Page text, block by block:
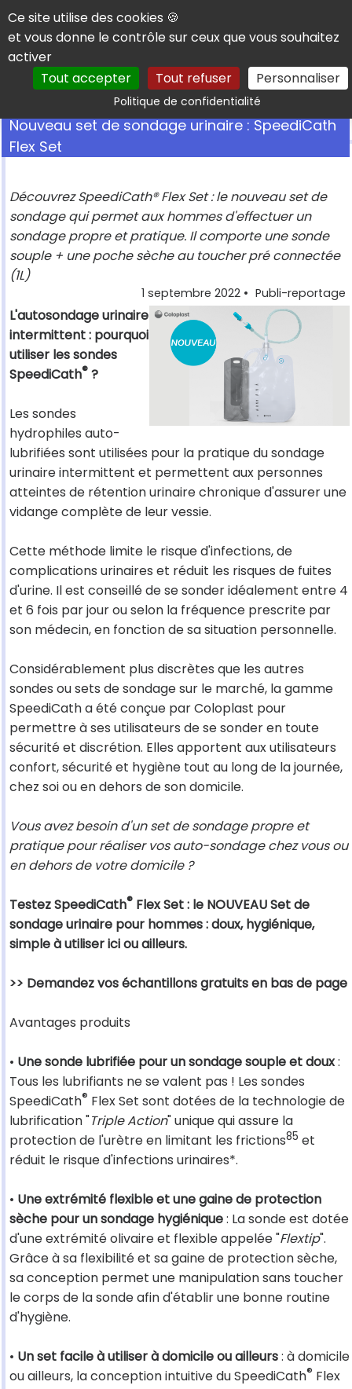
Panneau de gestion des cookies
Ce site utilise des cookies 🍪
et vous donne le contrôle sur ceux que vous souhaitez
activer
Tout accepter
Tout refuser Personnaliser
Politique de confidentialitéRechercher
Nouveau set de sondage urinaire : SpeediCath
Flex Set
Découvrez SpeediCath® Flex Set : le nouveau set de
sondage qui permet aux hommes d'effectuer un
sondage propre et pratique. Il comporte une sonde
souple + une poche sèche au toucher pré connectée
(1L)
1 septembre 2022 • Publi-reportage
L'autosondage urinaire
intermittent : pourquoi
utiliser les sondes
SpeediCath® ?
Les sondes
hydrophiles auto-
lubrifiées sont utilisées pour la pratique du sondage
urinaire intermittent et permettent aux personnes
atteintes de rétention urinaire chronique d'assurer une
vidange complète de leur vessie.
Cette méthode limite le risque d'infections, de
complications urinaires et réduit les risques de fuites
d'urine. Il est conseillé de se sonder idéalement entre 4
et 6 fois par jour ou selon la fréquence prescrite par
son médecin, en fonction de sa situation personnelle.
Considérablement plus discrètes que les autres
sondes ou sets de sondage sur le marché, la gamme
SpeediCath a été conçue par Coloplast pour
permettre à ses utilisateurs de se sonder en toute
sécurité et discrétion. Elles apportent aux utilisateurs
confort, sécurité et hygiène tout au long de la journée,
chez soi ou en dehors de son domicile.
Vous avez besoin d'un set de sondage propre et
pratique pour réaliser vos auto-sondage chez vous ou
en dehors de votre domicile ?
Testez SpeediCath® Flex Set : le NOUVEAU Set de
sondage urinaire pour hommes : doux, hygiénique,
simple à utiliser ici ou ailleurs.
>> Demandez vos échantillons gratuits en bas de page
Avantages produits
• Une sonde lubrifiée pour un sondage souple et doux:
Tous les lubrifiants ne se valent pas ! Les sondes
SpeediCath® Flex Set sont dotées de la technologie de
lubrification "Triple Action" unique qui assure la
protection de l'urètre en limitant les frictions85 et
réduit le risque d'infections urinaires*.
• Une extrémité flexible et une gaine de protection
sèche pour un sondage hygiénique: La sonde est dotée
d'une extrémité olivaire et flexible appelée "Flextip".
Grâce à sa flexibilité et sa gaine de protection sèche,
sa conception permet une manipulation sans toucher
le corps de la sonde afin d'établir une bonne routine
d'hygiène.
• Un set facile à utiliser à domicile ou ailleurs: à domicile
ou ailleurs, la conception intuitive du SpeediCath® Flex